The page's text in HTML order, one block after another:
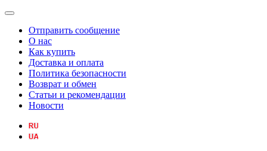
Отправить сообщение
О нас
Как купить
Доставка и оплата
Политика безопасности
Возврат и обмен
Статьи и рекомендации
Новости